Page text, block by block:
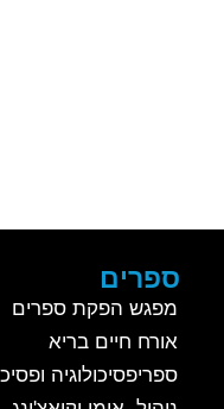
ספרים
מפגש הפקת ספרים
אורח חיים בריא
ספריפסיכולוגיה